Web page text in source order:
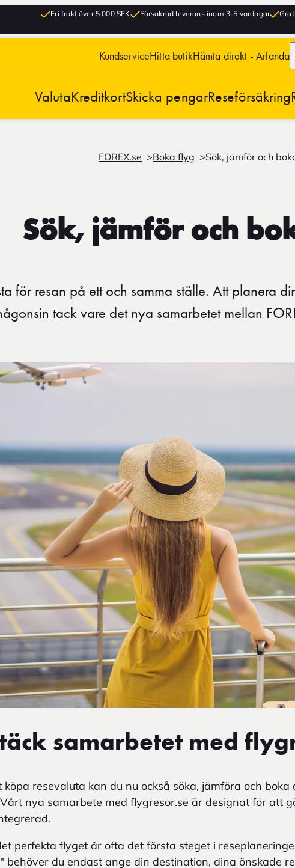
Fri frakt över 5 000 SEK Försäkrad leverans inom 3-5 vardagar
KundserviceHitta butikHämta direkt - Arlanda
ValutaKreditkortSkicka pengarReseförsäkring
FOREX.se Boka flyg Sök, jämför och
Sök, jämför och
för resan på ett och samma ställe. Att planera
tack vare det nya samarbetet mellan
samarbetet med
köpa resevaluta kan du nu också söka, jämföra och boka
nya samarbete med flygresor.se är designat för att
perfekta flyget är ofta det första steget i
behöver du endast ange din destination, dina önskade